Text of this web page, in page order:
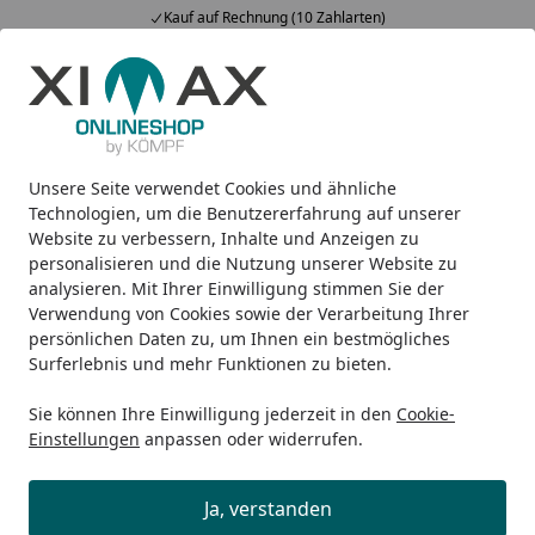
Unsere Seite verwendet Cookies und ähnliche
Technologien, um die Benutzererfahrung auf unserer
Website zu verbessern, Inhalte und Anzeigen zu
personalisieren und die Nutzung unserer Website zu
analysieren. Mit Ihrer Einwilligung stimmen Sie der
Verwendung von Cookies sowie der Verarbeitung Ihrer
persönlichen Daten zu, um Ihnen ein bestmögliches
Surferlebnis und mehr Funktionen zu bieten.
Sie können Ihre Einwilligung jederzeit in den Cookie-
Einstellungen anpassen oder widerrufen.
Ja, verstanden
Kauf auf Rechnung (10 Zahlarten)
Alle Produkte
Mein Konto
Suchen
Startseite
Design-Heizkörper Zubehör Ximax Thermostat-Set
Ximax Thermostat-Set ELEGANT
Eckform weiß